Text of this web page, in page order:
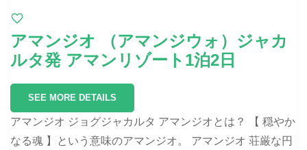
アマンジオ （アマンジウォ）ジャカ
ルタ発 アマンリゾート1泊2日
SEE MORE DETAILS
アマンジオ ジョグジャカルタ アマンジオとは？ 【 穏やか
なる魂 】という意味のアマンジオ。 アマンジオ 荘厳な円